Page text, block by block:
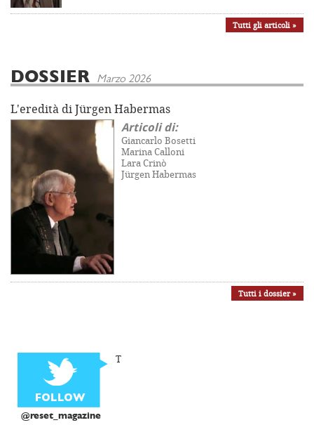
Tutti gli articoli »
DOSSIER Marzo 2026
L'eredità di Jürgen Habermas
Articoli di:
Giancarlo Bosetti
Marina Calloni
Lara Crinò
Jürgen Habermas
Tutti i dossier »
@reset_magazine
T